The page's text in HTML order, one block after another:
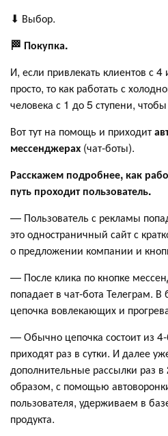
⬇ Выбор.
🏁 Покупка.
И, если привлекать клиентов с 4
просто, то как работать с
человека с 1 до 5 ступени,
Вот тут на помощь и приходит
мессенджерах (чат-боты).
Расскажем подробнее, как
путь проходит пользователь.
— Пользователь с рекламы
это одностраничный сайт с
о предложении компании и
— После клика по кнопке
попадает в чат-бота Телеграм. В
цепочка вовлекающих и
— Обычно цепочка состоит из
приходят раз в сутки. И далее
дополнительные рассылки раз
образом, с помощью
пользователя, удерживаем в
продукта.